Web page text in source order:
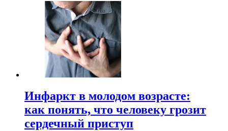
Инфаркт в молодом возрасте:
как понять, что человеку грозит
сердечный приступ